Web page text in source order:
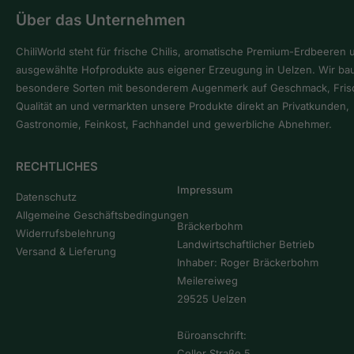
Über das Unternehmen
ChiliWorld steht für frische Chilis, aromatische Premium-Erdbeeren
ausgewählte Hofprodukte aus eigener Erzeugung in Uelzen. Wir
besondere Sorten mit besonderem Augenmerk auf Geschmack,
Qualität an und vermarkten unsere Produkte direkt an Privatkunden,
Gastronomie, Feinkost, Fachhandel und gewerbliche Abnehmer.
RECHTLICHES
Datenschutz
Allgemeine Geschäftsbedingungen
Widerrufsbelehrung
Versand & Lieferung
Impressum
Bräckerbohm
Landwirtschaftlicher Betrieb
Inhaber: Roger Bräckerbohm
Meilereiweg
29525 Uelzen
Büroanschrift: